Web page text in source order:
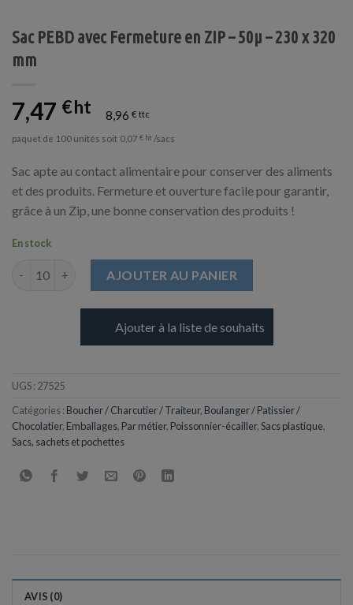
Sac PEBD avec Fermeture en ZIP – 50µ – 230 x 320
mm
7,47 € 8,96 €
paquet de 100 unités soit 0,07 € /sacs
Sac apte au contact alimentaire pour conserver des aliments
et des produits. Fermeture et ouverture facile pour garantir,
grâce à un Zip, une bonne conservation des produits !
En stock
AJOUTER AU PANIER
Ajouter à la liste de souhaits
UGS : 27525
Catégories : Boucher / Charcutier / Traiteur, Boulanger / Patissier /
Chocolatier, Emballages, Par métier, Poissonnier-écailler,Sacs plastique,
Sacs, sachets et pochettes
AVIS (0)